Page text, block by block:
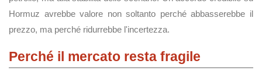
Hormuz avrebbe valore non soltanto perché abbasserebbe il
prezzo, ma perché ridurrebbe l'incertezza.
Perché il mercato resta fragile